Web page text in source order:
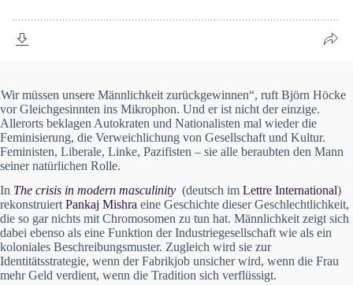
Wir müssen unsere Männlichkeit zurückgewinnen“, ruft Björn Höcke
vor Gleichgesinnten ins Mikrophon. Und er ist nicht der einzige.
Allerorts beklagen Autokraten und Nationalisten mal wieder die
Feminisierung, die Verweichlichung von Gesellschaft und Kultur.
Feministen, Liberale, Linke, Pazifisten – sie alle beraubten den Mann
seiner natürlichen Rolle.
In The crisis in modern masculinity (deutsch im Lettre International)
rekonstruiert Pankaj Mishra eine Geschichte dieser Geschlechtlichkeit,
die so gar nichts mit Chromosomen zu tun hat. Männlichkeit zeigt sich
dabei ebenso als eine Funktion der Industriegesellschaft wie als ein
koloniales Beschreibungsmuster. Zugleich wird sie zur
Identitätsstrategie, wenn der Fabrikjob unsicher wird, wenn die Frau
mehr Geld verdient, wenn die Tradition sich verflüssigt.